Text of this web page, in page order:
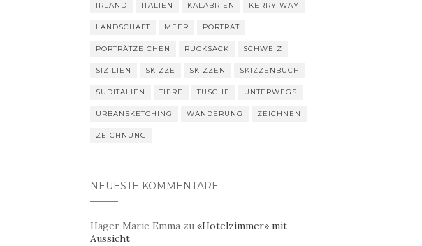
IRLAND ITALIEN KALABRIEN KERRY WAY
LANDSCHAFT MEER PORTRÄT
PORTRÄTZEICHEN RUCKSACK SCHWEIZ
SIZILIEN SKIZZE SKIZZEN SKIZZENBUCH
SÜDITALIEN TIERE TUSCHE UNTERWEGS
URBANSKETCHING WANDERUNG ZEICHNEN
ZEICHNUNG
NEUESTE KOMMENTARE
Hager Marie Emmazu «Hotelzimmer» mit
Aussicht